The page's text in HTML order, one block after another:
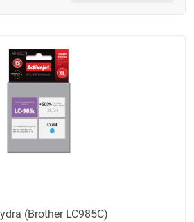
(Brother LC985C)